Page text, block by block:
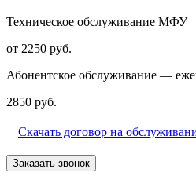
Техническое обслуживание МФУ
от 2250 руб.
Абонентское обслуживание —
2850 руб.
Скачать договор на
Заказать звонок